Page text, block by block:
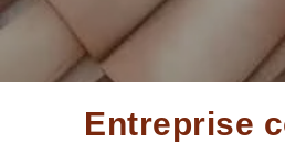
Entreprise